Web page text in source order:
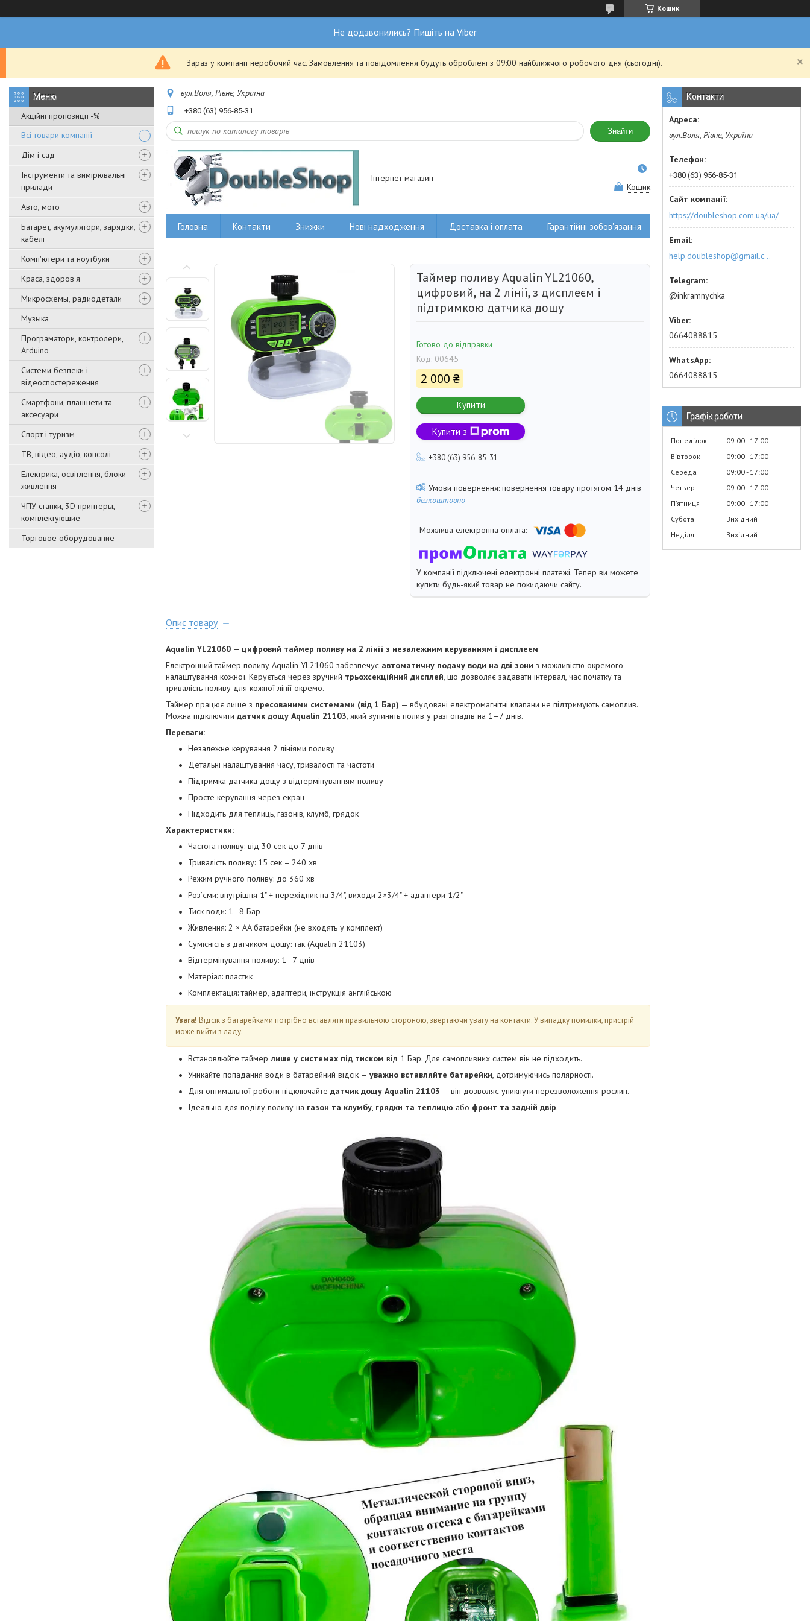
Кошик
Не додзвонились? Пишіть на Viber
Зараз у компанії неробочий час. Замовлення та повідомлення будуть оброблені з 09:00 найближчого робочого дня (сьогодні).
Акційні пропозиції -%
Всі товари компанії
Дім і сад
Інструменти та вимірювальні
прилади
Авто, мото
Батареї, акумулятори, зарядки,
кабелі
Комп'ютери та ноутбуки
Краса, здоров'я
Микросхемы, радиодетали
Музыка
Програматори, контролери,
Arduino
Системи безпеки і
відеоспостереження
Смартфони, планшети та
аксесуари
Спорт і туризм
ТВ, відео, аудіо, консолі
Електрика, освітлення, блоки
живлення
ЧПУ станки, 3D принтеры,
комплектующие
Торговое оборудование
вул.Воля, Рівне, Україна
+380 (63) 956-85-31
Знайти
Інтернет магазин
Кошик
Головна Контакти Знижки Нові надходження Доставка і оплата Гарантійні зобов'язання
Таймер поливу Aqualin YL21060,
цифровий, на 2 лінії, з дисплеєм і
підтримкою датчика дощу
Готово до відправки
Код: 00645
2 000 ₴
Купити
Купити з
+380 (63) 956-85-31
повернення товару протягом 14 днів
безкоштовно
У компанії підключені електронні платежі. Тепер ви можете
купити будь-який товар не покидаючи сайту.
Опис товару
Aqualin YL21060 — цифровий таймер поливу на 2 лінії з незалежним керуванням і дисплеєм
Електронний таймер поливу Aqualin YL21060 забезпечує автоматичну подачу води на дві зони з можливістю окремого
налаштування кожної. Керується через зручний трьохсекційний дисплей, що дозволяє задавати інтервал, час початку та
тривалість поливу для кожної лінії окремо.
Таймер працює лише з пресованими системами (від 1 Бар) — вбудовані електромагнітні клапани не підтримують самоплив.
Можна підключити датчик дощу Aqualin 21103, який зупинить полив у разі опадів на 1–7 днів.
Переваги:
Незалежне керування 2 лініями поливу
Детальні налаштування часу, тривалості та частоти
Підтримка датчика дощу з відтермінуванням поливу
Просте керування через екран
Підходить для теплиць, газонів, клумб, грядок
Характеристики:
Частота поливу: від 30 сек до 7 днів
Тривалість поливу: 15 сек – 240 хв
Режим ручного поливу: до 360 хв
Роз’єми: внутрішня 1" + перехідник на 3/4", виходи 2×3/4" + адаптери 1/2"
Тиск води: 1–8 Бар
Живлення: 2 × AA батарейки (не входять у комплект)
Сумісність з датчиком дощу: так (Aqualin 21103)
Відтермінування поливу: 1–7 днів
Матеріал: пластик
Комплектація: таймер, адаптери, інструкція англійською
Увага! Відсік з батарейками потрібно вставляти правильною стороною, звертаючи увагу на контакти. У випадку помилки, пристрій
може вийти з ладу.
Встановлюйте таймер лише у системах під тиском від 1 Бар. Для самопливних систем він не підходить.
Уникайте попадання води в батарейний відсік — уважно вставляйте батарейки, дотримуючись полярності.
Для оптимальної роботи підключайте датчик дощу Aqualin 21103 — він дозволяє уникнути перезволоження рослин.
Ідеально для поділу поливу на газон та клумбу, грядки та теплицю або фронт та задній двір.
Контакти
вул.Воля, Рівне, Україна
+380 (63) 956-85-31
https://doubleshop.com.ua/ua/
help.doubleshop@gmail.com
@inkramnychka
0664088815
0664088815
Графік роботи
Понеділок 09:00 17:00
Вівторок
09:00 17:00
Середа
09:00 17:00
Четвер
09:00 17:00
Пʼятниця
09:00 17:00
Субота
Вихідний
Неділя
Вихідний